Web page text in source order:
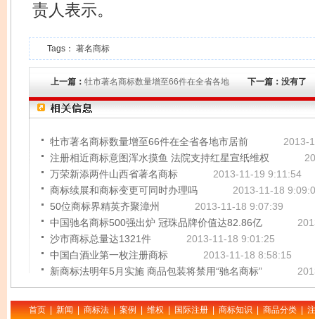
责人表示。
Tags： 著名商标
上一篇： 牡市著名商标数量增至66件在全省各地 下一篇：没有了
牡市著名商标数量增至66件在全省各地市居前
2013-
注册相近商标意图浑水摸鱼 法院支持红星宣纸维权
万荣新添两件山西省著名商标
2013-11-19 9:11:54
商标续展和商标变更可同时办理吗
2013-11-18
50位商标界精英齐聚漳州
2013-11-18 9:07:39
中国驰名商标500强出炉 冠珠品牌价值达82.86亿
沙市商标总量达1321件
2013-11-18 9:01:25
中国白酒业第一枚注册商标
2013-11-18 8:58:15
新商标法明年5月实施 商品包装将禁用“驰名商标”
首页 | 新闻 | 商标法 | 案例 | 维权 | 国际注册 | 商标知识 | 商品分类 |